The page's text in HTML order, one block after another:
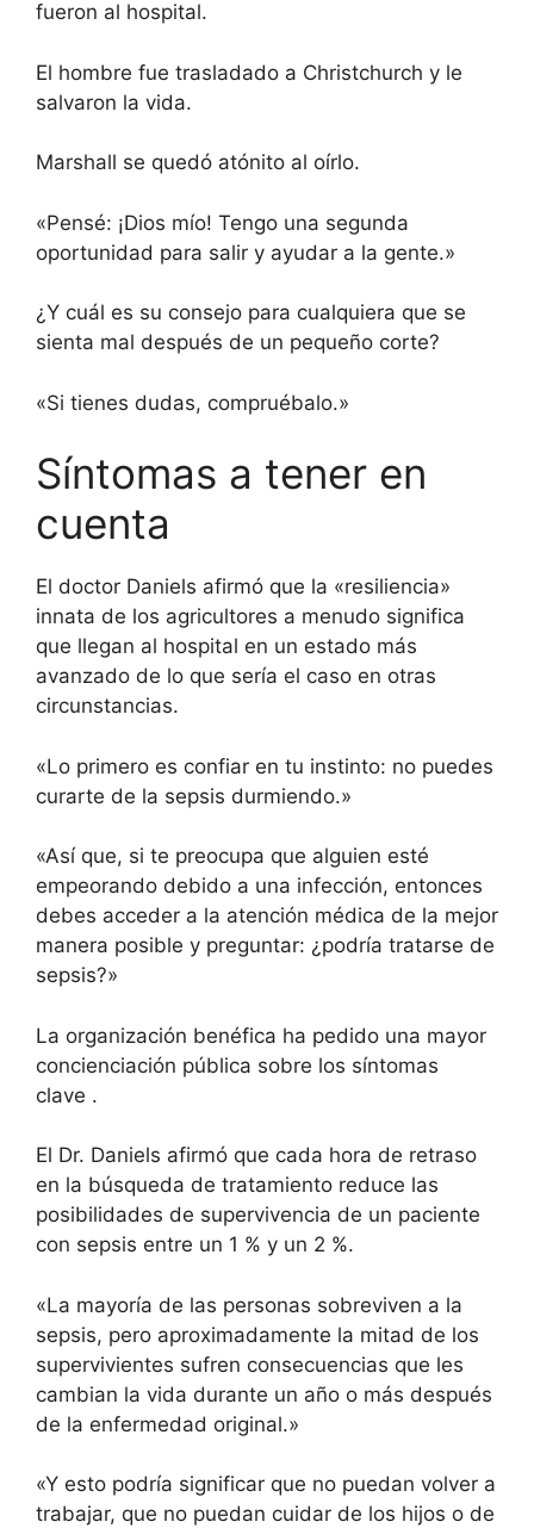
fueron al hospital.
El hombre fue trasladado a Christchurch y le
salvaron la vida.
Marshall se quedó atónito al oírlo.
«Pensé: ¡Dios mío! Tengo una segunda
oportunidad para salir y ayudar a la gente.»
¿Y cuál es su consejo para cualquiera que se
sienta mal después de un pequeño corte?
«Si tienes dudas, compruébalo.»
Síntomas a tener en
cuenta
El doctor Daniels afirmó que la «resiliencia»
innata de los agricultores a menudo significa
que llegan al hospital en un estado más
avanzado de lo que sería el caso en otras
circunstancias.
«Lo primero es confiar en tu instinto: no puedes
curarte de la sepsis durmiendo.»
«Así que, si te preocupa que alguien esté
empeorando debido a una infección, entonces
debes acceder a la atención médica de la mejor
manera posible y preguntar: ¿podría tratarse de
sepsis?»
La organización benéfica ha pedido una mayor
concienciación pública sobre los síntomas
clave .
El Dr. Daniels afirmó que cada hora de retraso
en la búsqueda de tratamiento reduce las
posibilidades de supervivencia de un paciente
con sepsis entre un 1 % y un 2 %.
«La mayoría de las personas sobreviven a la
sepsis, pero aproximadamente la mitad de los
supervivientes sufren consecuencias que les
cambian la vida durante un año o más después
de la enfermedad original.»
«Y esto podría significar que no puedan volver a
trabajar, que no puedan cuidar de los hijos o de